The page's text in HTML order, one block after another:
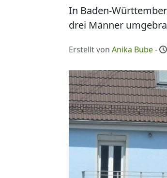
In Baden-
drei Männer
Erstellt von Anika Bube-